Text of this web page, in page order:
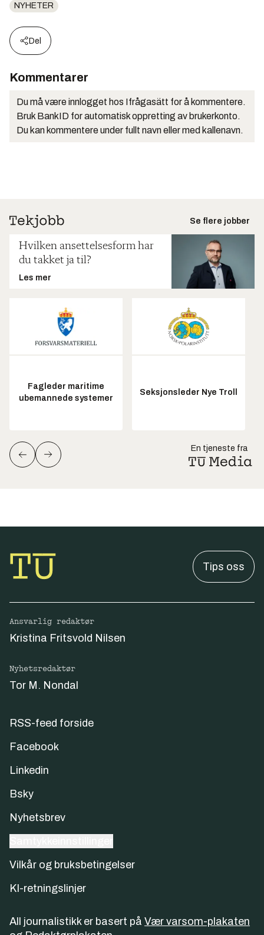
NYHETER
Del
Kommentarer
Du må være innlogget hos Ifrågasätt for å kommentere.
Bruk BankID for automatisk oppretting av brukerkonto.
Du kan kommentere under fullt navn eller med kallenavn.
Se flere jobber
Hvilken ansettelsesform har
du takket ja til?
Les mer
Fagleder maritime
ubemannede systemer
Seksjonsleder Nye Troll
En tjeneste fra
Tips oss
Ansvarlig redaktør
Kristina Fritsvold Nilsen
Nyhetsredaktør
Tor M. Nondal
RSS-feed forside
Facebook
Linkedin
Bsky
Nyhetsbrev
Vilkår og bruksbetingelser
KI-retningslinjer
All journalistikk er basert på Vær varsom-plakaten